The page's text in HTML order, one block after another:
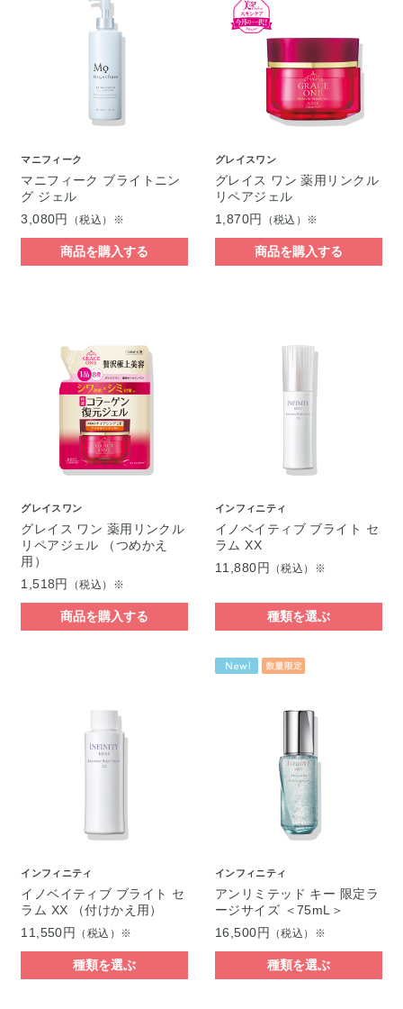
マニフィーク
マニフィーク ブライトニン
グ ジェル
3,080円
（税込）※
商品を購入する
グレイスワン
グレイス ワン 薬用リンクル
リペアジェル
1,870円
（税込）※
商品を購入する
グレイスワン
グレイス ワン 薬用リンクル
リペアジェル （つめかえ
用）
1,518円
（税込）※
商品を購入する
インフィニティ
イノベイティブ ブライト セ
ラム XX
11,880円
（税込）※
種類を選ぶ
インフィニティ
イノベイティブ ブライト セ
ラム XX （付けかえ用）
11,550円 （税込）※
種類を選ぶ
インフィニティ
アンリミテッド キー 限定ラ
ージサイズ ＜75mL＞
16,500円 （税込）※
種類を選ぶ